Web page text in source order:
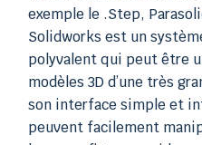
exemple le .Step,
Solidworks est un
polyvalent qui peut être
modèles 3D d’une très
son interface simple et
peuvent facilement